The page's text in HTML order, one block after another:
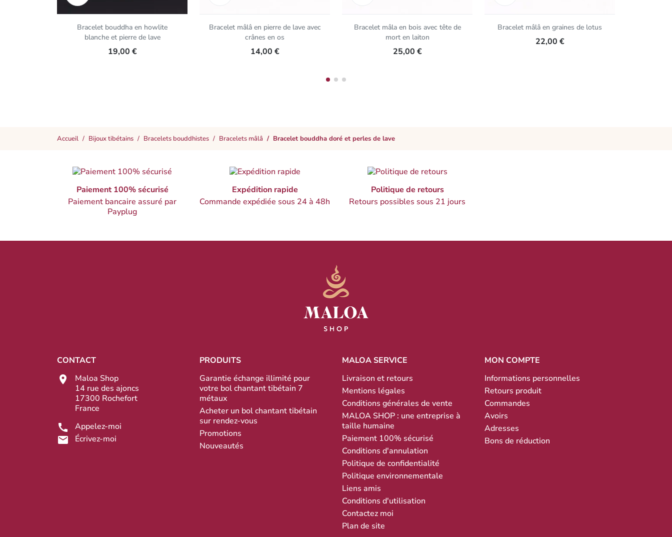
Bracelet bouddha en howlite
blanche et pierre de lave
19,00 €
Bracelet mâlâ en pierre de lave avec
crânes en os
14,00 €
Bracelet mâla en bois avec tête de
mort en laiton
25,00 €
Bracelet mâlâ en graines de lotus
22,00 €
Accueil Bijoux tibétains Bracelets bouddhistes Bracelets mâlâ Bracelet bouddha doré et perles de lave
Paiement 100% sécurisé
Paiement bancaire assuré par
Payplug
Expédition rapide
Commande expédiée sous 24 à 48h
Politique de retours
Retours possibles sous 21 jours
CONTACT
Maloa Shop
14 rue des ajoncs
17300 Rochefort
France
Appelez-moi
Écrivez-moi
PRODUITS
Garantie échange illimité pour
votre bol chantant tibétain 7
métaux
Acheter un bol chantant tibétain
sur rendez-vous
Promotions
Nouveautés
MALOA SERVICE
Livraison et retours
Mentions légales
Conditions générales de vente
MALOA SHOP : une entreprise à
taille humaine
Paiement 100% sécurisé
Conditions d'annulation
Politique de confidentialité
Politique environnementale
Liens amis
Conditions d'utilisation
Contactez moi
Plan de site
MON COMPTE
Informations personnelles
Retours produit
Commandes
Avoirs
Adresses
Bons de réduction